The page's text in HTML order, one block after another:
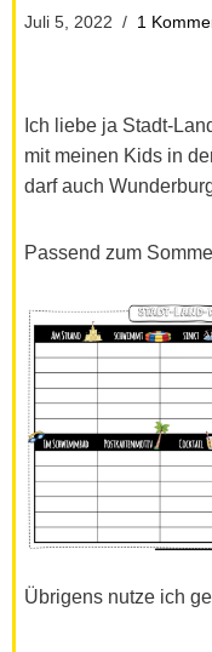
Juli 5, 2022 1
Ich liebe ja Stadt-
mit meinen Kids in
darf auch
Passend zum
Übrigens nutze ich